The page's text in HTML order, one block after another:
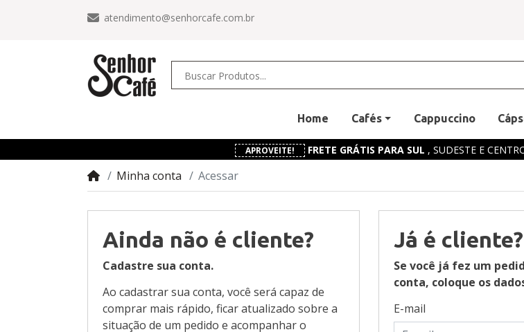
atendimento@senhorcafe.com.br
Home Cafés Cappuccino
APROVEITE! FRETE GRÁTIS PARA SUL , SUDESTE E
Minha conta Acessar
Ainda não é cliente?
Cadastre sua conta.
Ao cadastrar sua conta, você será capaz de
comprar mais rápido, ficar atualizado sobre a
situação de um pedido e acompanhar o
Já é cliente?
Se você já fez um
conta, coloque os
E-mail